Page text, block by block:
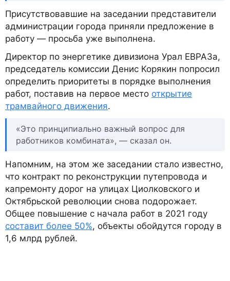
Присутствовавшие на заседании представители
администрации города приняли предложение в
работу — просьба уже выполнена.
Директор по энергетике дивизиона Урал ЕВРАЗа,
председатель комиссии Денис Корякин попросил
определить приоритеты в порядке выполнения
работ, поставив на первое место открытие
трамвайного движения.
«Это принципиально важный вопрос для
работников комбината», — сказал он.
Напомним, на этом же заседании стало известно,
что контракт по реконструкции путепровода и
капремонту дорог на улицах Циолковского и
Октябрьской революции снова подорожает.
Общее повышение с начала работ в 2021 году
составит более 50%, объекты обойдутся городу в
1,6 млрд рублей.